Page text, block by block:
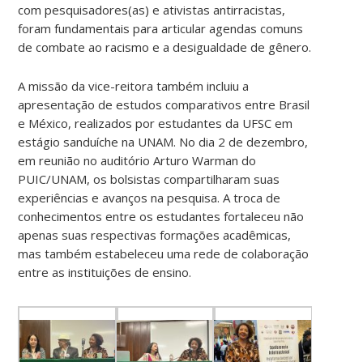
com pesquisadores(as) e ativistas antirracistas,
foram fundamentais para articular agendas comuns
de combate ao racismo e a desigualdade de gênero.
A missão da vice-reitora também incluiu a
apresentação de estudos comparativos entre Brasil
e México, realizados por estudantes da UFSC em
estágio sanduíche na UNAM. No dia 2 de dezembro,
em reunião no auditório Arturo Warman do
PUIC/UNAM, os bolsistas compartilharam suas
experiências e avanços na pesquisa. A troca de
conhecimentos entre os estudantes fortaleceu não
apenas suas respectivas formações acadêmicas,
mas também estabeleceu uma rede de colaboração
entre as instituições de ensino.